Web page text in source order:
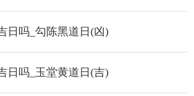
日吗_勾陈黑道日(凶)
日吗_玉堂黄道日(吉)